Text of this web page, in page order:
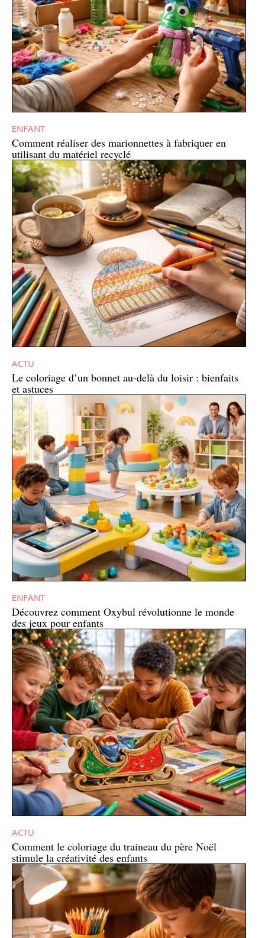
ENFANT
Comment réaliser des marionnettes à fabriquer en
utilisant du matériel recyclé
ACTU
Le coloriage d’un bonnet au-delà du loisir : bienfaits
et astuces
ENFANT
Découvrez comment Oxybul révolutionne le monde
des jeux pour enfants
ACTU
Comment le coloriage du traineau du père Noël
stimule la créativité des enfants